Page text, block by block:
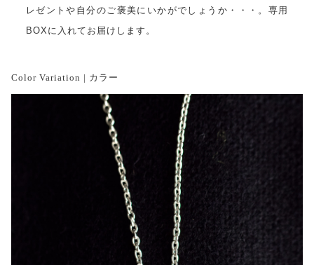
レゼントや自分のご褒美にいかがでしょうか・・・。専用
BOXに入れてお届けします。
Color Variation | カラー